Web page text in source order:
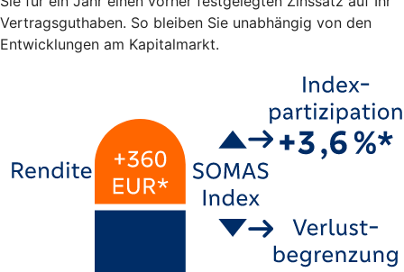
Vertragsguthaben. So bleiben Sie unabhängig von den
Entwicklungen am Kapitalmarkt.